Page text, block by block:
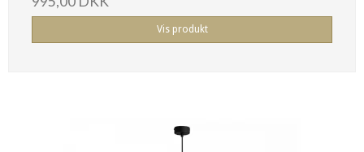
Vis produkt